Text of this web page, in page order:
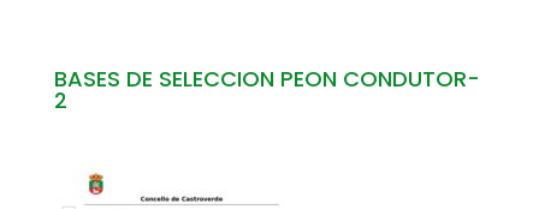
BASES DE SELECCION PEON CONDUTOR-
2